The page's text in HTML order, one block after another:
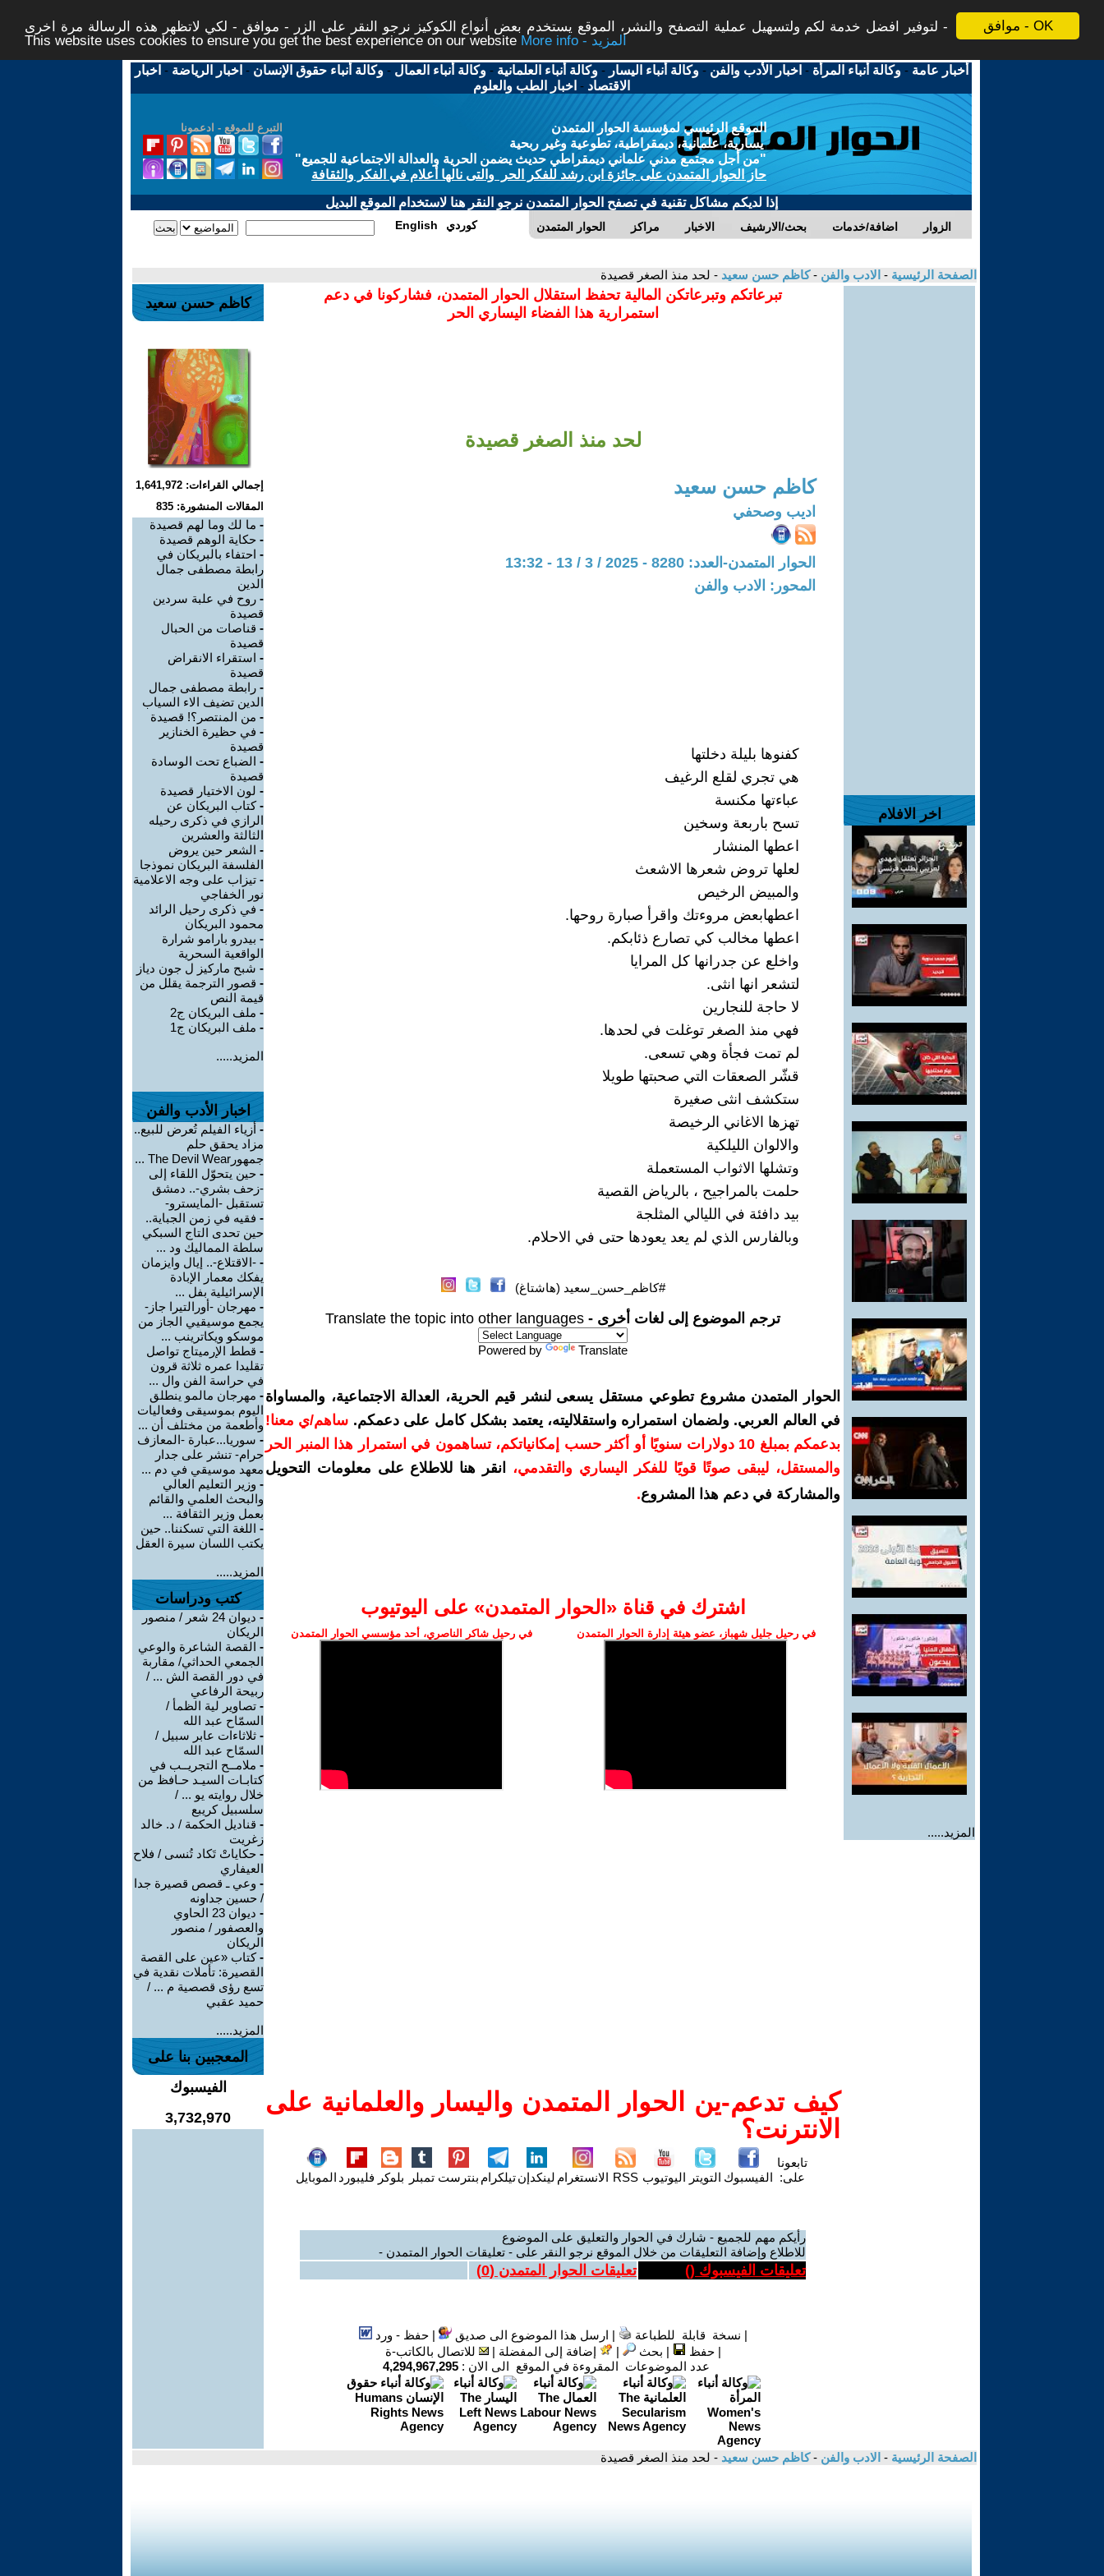
موافق - OK
لتوفير افضل خدمة لكم ولتسهيل عملية التصفح والنشر، الموقع يستخدم بعض أنواع الكوكيز نرجو النقر على الزر - موافق - لكي لاتظهر هذه الرسالة مرة اخرى -
This website uses cookies to ensure you get the best experience on our website
More info - المزيد
أخبار عامة -وكالة أنباء المرأة - اخبار الأدب والفن -وكالة أنباء اليسار -وكالة أنباء العلمانية -وكالة أنباء العمال -وكالة أنباء حقوق الإنسان - اخبار الرياضة - اخبار
الاقتصاد - اخبار الطب والعلوم
التبرع للموقع - ادعمونا
الموقع الرئيسي لمؤسسة الحوار المتمدن
يسارية، علمانية، ديمقراطية، تطوعية وغير ربحية
"من أجل مجتمع مدني علماني ديمقراطي حديث يضمن الحرية والعدالة الاجتماعية للجميع"
حاز الحوار المتمدن على جائزة ابن رشد للفكر الحر والتى نالها أعلام في الفكر والثقافة
إذا لديكم مشاكل تقنية في تصفح الحوار المتمدن نرجو النقر هنا لاستخدام الموقع البديل
الحوار المتمدن مراكز الاخبار بحث/الارشيف اضافة/خدمات الزوار English كوردي
الصفحة الرئيسية - الادب والفن -كاظم حسن سعيد - لحد منذ الصغر قصيدة
اخر الافلام
المزيد.....
تبرعاتكم وتبرعاتكن المالية تحفظ استقلال الحوار المتمدن، فشاركونا في دعم
استمرارية هذا الفضاء اليساري الحر
لحد منذ الصغر قصيدة
كاظم حسن سعيد
اديب وصحفي
الحوار المتمدن-العدد: 8280 - 2025 / 3 / 13 - 13:32
المحور: الادب والفن
كفنوها بليلة دخلتها
هي تجري لقلع الرغيف
عباءتها مكنسة
تسح باربعة وسخين
اعطها المنشار
لعلها تروض شعرها الاشعث
والمبيض الرخيص
اعطهابعض مروءتك واقرأ صبارة روحها.
اعطها مخالب كي تصارع ذئابكم.
واخلع عن جدرانها كل المرايا
لتشعر انها انثى.
لا حاجة للنجارين
فهي منذ الصغر توغلت في لحدها.
لم تمت فجأة وهي تسعى.
قشّر الصعقات التي صحبتها طويلا
ستكشف انثى صغيرة
تهزها الاغاني الرخيصة
والالوان الليلكية
وتشلها الاثواب المستعملة
حلمت بالمراجيح ، بالرياض القصية
بيد دافئة في الليالي المثلجة
وبالفارس الذي لم يعد يعودها حتى في الاحلام.
#كاظم_حسن_سعيد (هاشتاغ)
ترجم الموضوع إلى لغات أخرى - Translate the topic into other languages
Powered by Translate
الحوار المتمدن مشروع تطوعي مستقل يسعى لنشر قيم الحرية، العدالة الاجتماعية، والمساواة
في العالم العربي. ولضمان استمراره واستقلاليته، يعتمد بشكل كامل على دعمكم. ساهم/ي معنا!
بدعمكم بمبلغ 10 دولارات سنويًا أو أكثر حسب إمكانياتكم، تساهمون في استمرار هذا المنبر الحر
والمستقل، ليبقى صوتًا قويًا للفكر اليساري والتقدمي،
انقر هنا للاطلاع على معلومات التحويل
والمشاركة في دعم هذا المشروع.
اشترك في قناة ‫«الحوار المتمدن» على اليوتيوب
في رحيل جليل شهباز، عضو هيئة إدارة الحوار المتمدن في رحيل شاكر الناصري، أحد مؤسسي الحوار المتمدن
كيف تدعم-ين الحوار المتمدن واليسار والعلمانية على
الانترنت؟
تابعونا
على: الفيسبوك التويتر اليوتيوب RSS الانستغرام لينكدإنتيلكرام بنترست تمبلر بلوكر فليبورد الموبايل
رأيكم مهم للجميع - شارك في الحوار والتعليق على الموضوع
للاطلاع وإضافة التعليقات من خلال الموقع نرجو النقر على - تعليقات الحوار المتمدن -
تعليقات الفيسبوك () تعليقات الحوار المتمدن (0
)
| نسخة قابلة للطباعة | ارسل هذا الموضوع الى صديق |حفظ - ورد
|حفظ | بحث | إضافة إلى المفضلة |
للاتصال بالكاتب-ة
عدد الموضوعات المقروءة في الموقع الى الان : 4,294,967,295
كاظم حسن سعيد
إجمالي القراءات: 1,641,972
المقالات المنشورة: 835
- ما لك وما لهم قصيدة
- حكاية الوهم قصيدة
- احتفاء بالبريكان في
رابطة مصطفى جمال
الدين
- روح في علبة سردين
قصيدة
- قناصات من الحبال
قصيدة
- استقراء الانقراض
قصيدة
- رابطة مصطفى جمال
الدين تضيف الاء السياب
- من المنتصر؟! قصيدة
- في حظيرة الخنازير
قصيدة
- الضباع تحت الوسادة
قصيدة
- لون الاختيار قصيدة
-كتاب البريكان عن
الرازي في ذكرى رحيله
الثالثة والعشرين
- الشعر حين يروض
الفلسفة البريكان نموذجا
- تيزاب على وجه الاعلامية
نور الخفاجي
- في ذكرى رحيل الرائد
محمود البريكان
- بيدرو بارامو شرارة
الواقعية السحرية
- شبح ماركيز ل جون دياز
- قصور الترجمة يقلل من
قيمة النص
- ملف البريكان ج2
- ملف البريكان ج1
المزيد.....
اخبار الأدب والفن
- أزياء الفيلم تُعرض للبيع..
مزاد يحقق حلم
جمهورThe Devil Wear ...
- حين يتحوّل اللقاء إلى
-زحف بشري-.. دمشق
تستقبل -المايسترو-
- فقيه في زمن الجباية..
حين تحدى التاج السبكي
سلطة المماليك ود ...
- -الاقتلاع-.. إيال وايزمان
يفكك معمار الإبادة
الإسرائيلية بفل ...
- مهرجان -أورالتيرا جاز-
يجمع موسيقيي الجاز من
موسكو ويكاترينب ...
- قطط الإرميتاج تواصل
تقليدا عمره ثلاثة قرون
في حراسة الفن وال ...
- مهرجان مالمو ينطلق
اليوم بموسيقى وفعاليات
وأطعمة من مختلف أن ...
- سوريا...عبارة -المعازف
حرام- تنشر على جدار
معهد موسيقي في دم ...
- وزير التعليم العالي
والبحث العلمي والقائم
بعمل وزير الثقافة ...
- اللغة التي تسكننا.. حين
يكتب اللسان سيرة العقل
المزيد.....
كتب ودراسات
-
ديوان 24 شعر / منصور
الريكان
- القصة الشاعرة والوعي
الجمعي الحداثي/ مقاربة
في دور القصة الش ... /
ربيحة الرفاعي
- تصاوير لية الظمأ /
السمّاح عبد الله
- ثلاثاءات عابر سبيل /
السمّاح عبد الله
- ملامــح التجريــب في
كتابـات السيـد حـافظ من
خلال روايته يو ... /
سلسبيل كريبع
- قناديل الحكمة / د. خالد
زغريت
- حكاياتْ تَكاد تُنسى / فلاح
العيفاري
- وعي ـ قصص قصيرة جدا
/ حسين جداونه
-
ديوان 23 الحاوي
والعصفور / منصور
الريكان
-كتاب «عين على القصة
القصيرة: تأملات نقدية في
تسع رؤى قصصية م ... /
حميد عقبي
المزيد.....
المعجبين بنا على
الفيسبوك
3,732,970
الصفحة الرئيسية - الادب والفن -كاظم حسن سعيد - لحد منذ الصغر قصيدة